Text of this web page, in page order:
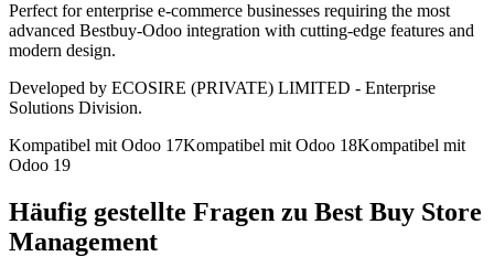
Perfect for enterprise e-commerce businesses requiring the most
advanced Bestbuy-Odoo integration with cutting-edge features and
modern design.
Developed by ECOSIRE (PRIVATE) LIMITED - Enterprise
Solutions Division.
Kompatibel mit Odoo 17Kompatibel mit Odoo 18Kompatibel mit
Odoo 19
Häufig gestellte Fragen zu Best Buy Store
Management